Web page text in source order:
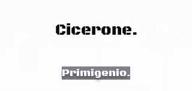
Cicerone.
Primigenio.